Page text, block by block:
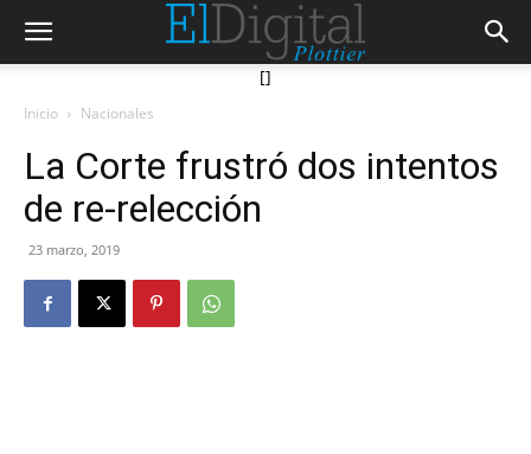
[]
Inicio Nacionales
La Corte frustró dos intentos
de re-relección
23 marzo, 2019